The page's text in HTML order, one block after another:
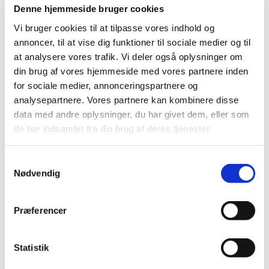
Denne hjemmeside bruger cookies
Vi bruger cookies til at tilpasse vores indhold og
annoncer, til at vise dig funktioner til sociale medier og til
at analysere vores trafik. Vi deler også oplysninger om
din brug af vores hjemmeside med vores partnere inden
for sociale medier, annonceringspartnere og
analysepartnere. Vores partnere kan kombinere disse
data med andre oplysninger, du har givet dem, eller som
de har indsamlet fra din brug af deres tjenester.
Nødvendig
Præferencer
Statistik
virksomheder til informations- og dialogmøde om
Oxybutynin tabletter erstatter magistrelt
fremstillede glycopyrrolat tabletter
| 16. juli 2025 |
Oxybutynin “Macure” 5 mg tabletter er tilgængelige på
det danske marked og kan bruges mod overdreven…
Ny forsøgsordning giver mulighed for at
forhandle fortrolige priser på medicin
I dag træder en ny forsøgsordning i kraft, der giver
Fra 28. april 2025 får Methenamine hippurate
EQL Pharma, tabletter generelt klausuleret
tilskud